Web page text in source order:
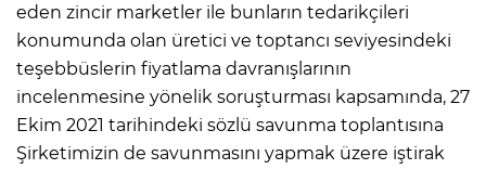
eden zincir marketler ile bunların tedarikçileri
konumunda olan üretici ve toptancı seviyesindeki
teşebbüslerin fiyatlama davranışlarının
incelenmesine yönelik soruşturması kapsamında, 27
Ekim 2021 tarihindeki sözlü savunma toplantısına
Şirketimizin de savunmasını yapmak üzere iştirak